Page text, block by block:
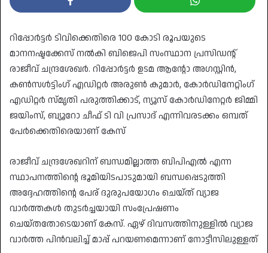
റിപ്പോർട്ടർ ടിവിക്കെതിരെ 100 കോടി രൂപയുടെ
മാനനഷ്ടക്കേസ് നൽകി ബിജെപി സംസ്ഥാന പ്രസിഡന്റ്
രാജീവ് ചന്ദ്രശേഖർ. റിപ്പോർട്ടർ ഉടമ ആന്റോ അഗസ്റ്റിൻ,
കൺസൾട്ടിംഗ് എഡിറ്റർ അരുൺ കുമാർ, കോർഡിനേറ്റിംഗ്
എഡിറ്റർ സ്മൃതി പരുത്തിക്കാട്, ന്യൂസ് കോർഡിനേറ്റർ ജിമ്മി
ജയിംസ്, ബ്യൂറോ ചീഫ് ടി വി പ്രസാദ് എന്നിവരടക്കം ഒമ്പത്
പേർക്കെതിരെയാണ് കേസ്
രാജീവ് ചന്ദ്രശേഖറിന് ബന്ധമില്ലാത്ത ബിപിഎൽ എന്ന
സ്ഥാപനത്തിന്റെ ഭൂമിയിടപാടുമായി ബന്ധപ്പെടുത്തി
അദ്ദേഹത്തിന്റെ പേര് ദുരുപയോഗം ചെയ്ത് വ്യാജ
വാർത്തകൾ തുടർച്ചയായി സംപ്രേഷണം
ചെയ്തതോടെയാണ് കേസ്. ഏഴ് ദിവസത്തിനുള്ളിൽ വ്യാജ
വാർത്ത പിൻവലിച്ച് മാപ്പ് പറയണമെന്നാണ് നോട്ടീസിലുള്ളത്